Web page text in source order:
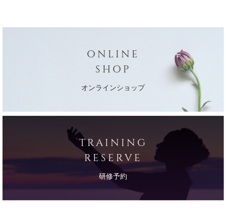
ONLINE
SHOP
オンラインショップ
TRAINING
RESERVE
研修予約